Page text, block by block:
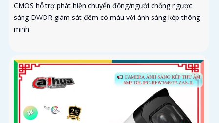
CMOS hỗ trợ phát hiện chuyển động/người chống ngược
sáng DWDR giám sát đêm có màu với ánh sáng kép thông
minh